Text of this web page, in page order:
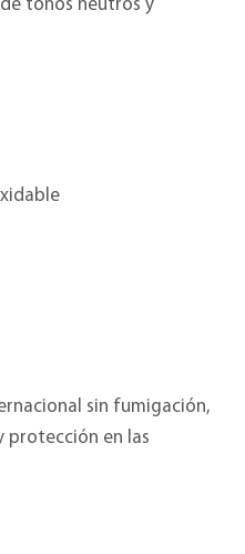
tonos neutros y
sin fumigación,
protección en las